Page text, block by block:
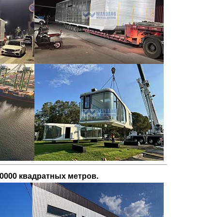
квадратных метров.